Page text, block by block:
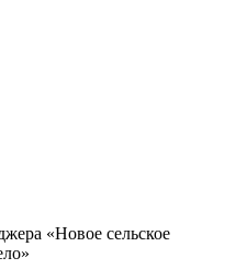
«Новое сельское